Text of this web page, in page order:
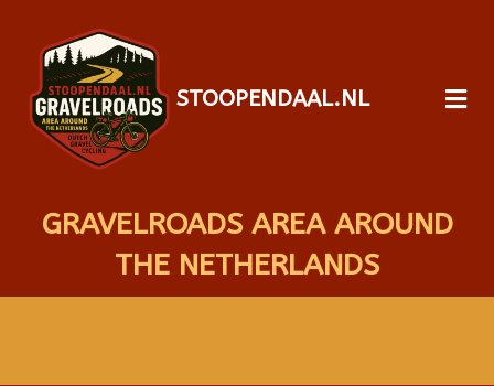
STOOPENDAAL.NL
GRAVELROADS AREA AROUND
THE NETHERLANDS